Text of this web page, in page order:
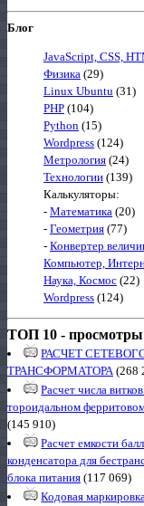
Блог
JavaScript, CSS,
Физика (29)
Linux Ubuntu (31)
PHP (104)
Python (15)
Wordpress (124)
Метрология (24)
Технологии (139)
Калькуляторы:
- Математика (20)
- Геометрия (77)
- Конвертер
Компьютер,
Наука, Космос (22)
Wordpress (124)
ТОП 10 - просмотры
РАСЧЕТ
ТРАНСФОРМАТОРА(268
Расчет числа
тороидальном
(145 910)
Расчет емкости
конденсатора для
блока питания (117 069)
Кодовая